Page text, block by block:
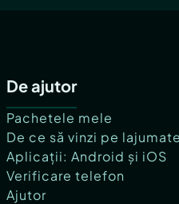
De ajutor
Pachetele mele
De ce să vinzi pe
Aplicații: Android și iOS
Verificare telefon
Ajutor